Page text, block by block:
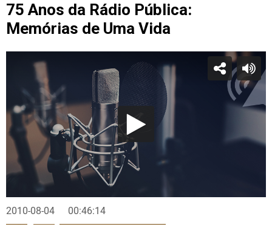
75 Anos da Rádio Pública:
Memórias de Uma Vida
2010-08-04 00:46:14